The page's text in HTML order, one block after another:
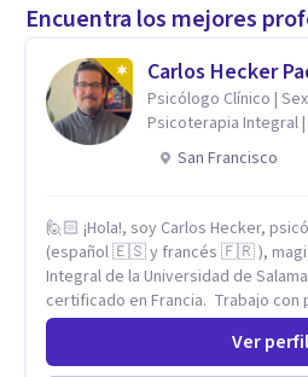
Encuentra los mejores
Carlos Hecker
Psicólogo Clínico |
Psicoterapia Integral
San Francisco
🙋🏻 ¡Hola!, soy Carlos Hecker,
(español 🇪🇸 y francés 🇫🇷 ),
Integral de la Universidad de
certificado en Francia. Trabajo con
algo en su vida dejó de calzar:
tristeza que no se va, duelos que
Ver perfil